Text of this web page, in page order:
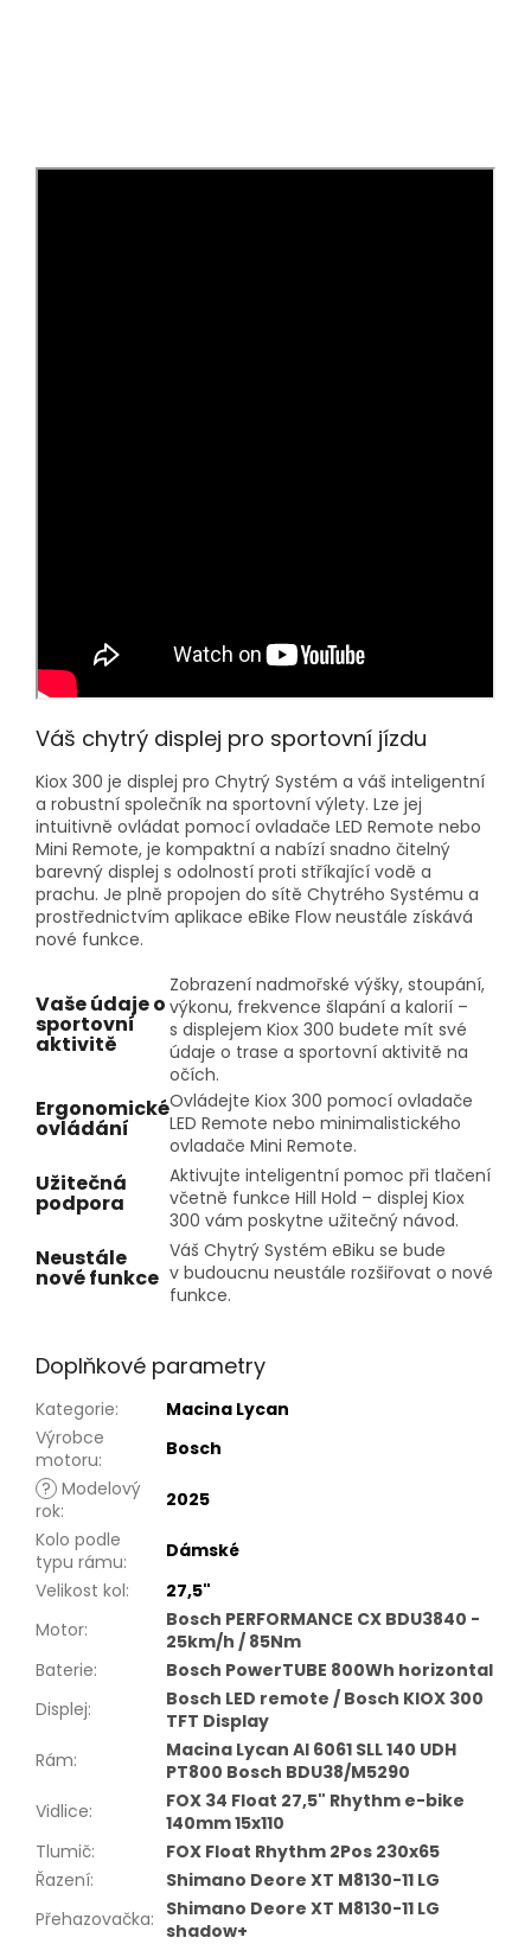
Váš chytrý displej pro sportovní jízdu
Kiox 300 je displej pro Chytrý Systém a váš inteligentní
a robustní společník na sportovní výlety. Lze jej
intuitivně ovládat pomocí ovladače LED Remote nebo
Mini Remote, je kompaktní a nabízí snadno čitelný
barevný displej s odolností proti stříkající vodě a
prachu. Je plně propojen do sítě Chytrého Systému a
prostřednictvím aplikace eBike Flow neustále získává
nové funkce.
Vaše údaje o
sportovní
aktivitě
Zobrazení nadmořské výšky, stoupání,
výkonu, frekvence šlapání a kalorií –
s displejem Kiox 300 budete mít své
údaje o trase a sportovní aktivitě na
očích.
Ergonomické
ovládání
Ovládejte Kiox 300 pomocí ovladače
LED Remote nebo minimalistického
ovladače Mini Remote.
Užitečná
podpora
Aktivujte inteligentní pomoc při tlačení
včetně funkce Hill Hold – displej Kiox
300 vám poskytne užitečný návod.
Neustále
nové funkce
Váš Chytrý Systém eBiku se bude
v budoucnu neustále rozšiřovat o nové
funkce.
Doplňkové parametry
Kategorie:
Macina Lycan
Výrobce
motoru:
Bosch
? Modelový
rok:
2025
Kolo podle
typu rámu:
Dámské
Velikost kol:
27,5"
Motor:
Bosch PERFORMANCE CX BDU3840 -
25km/h / 85Nm
Baterie:
Bosch PowerTUBE 800Wh horizontal
Displej:
Bosch LED remote / Bosch KIOX 300
TFT Display
Rám:
Macina Lycan Al 6061 SLL 140 UDH
PT800 Bosch BDU38/M5290
Vidlice:
FOX 34 Float 27,5" Rhythm e-bike
140mm 15x110
Tlumič:
FOX Float Rhythm 2Pos 230x65
Řazení:
Shimano Deore XT M8130-11 LG
Přehazovačka: Shimano Deore XT M8130-11 LG
shadow+